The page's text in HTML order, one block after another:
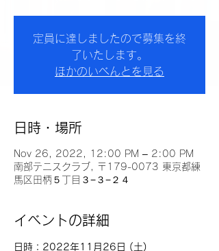
定員に達しましたので募集を終
了いたします。
ほかのいべんとを見る
日時・場所
Nov 26, 2022, 12:00 PM – 2:00 PM
南部テニスクラブ, 〒179-0073 東京都練
馬区田柄５丁目３−３−２４
イベントの詳細
日時：2022年11月26日 (土)